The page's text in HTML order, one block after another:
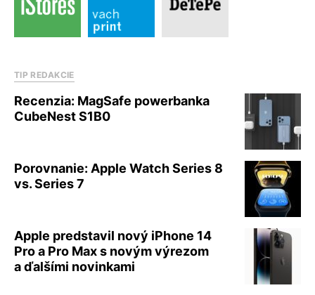
TIP REDAKCIE
Recenzia: MagSafe powerbanka
CubeNest S1B0
Porovnanie: Apple Watch Series 8
vs. Series 7
Apple predstavil nový iPhone 14
Pro a Pro Max s novým výrezom
a ďalšími novinkami